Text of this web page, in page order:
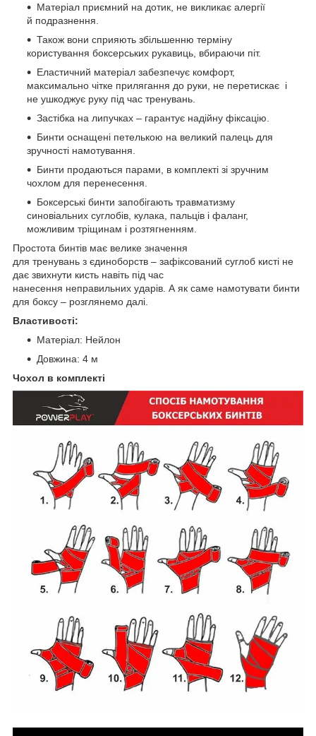
Матеріал приємний на дотик, не викликає алергії
й подразнення.
Також вони сприяють збільшенню терміну
користування боксерських рукавиць, вбираючи піт.
Еластичний матеріал забезпечує комфорт,
максимально чітке прилягання до руки, не перетискає і
не ушкоджує руку під час тренувань.
Застібка на липучках – гарантує надійну фіксацію.
Бинти оснащені петелькою на великий палець для
зручності намотування.
Бинти продаються парами, в комплекті зі зручним
чохлом для перенесення.
Боксерські бинти запобігають травматизму
синовіальних суглобів, кулака, пальців і фаланг,
можливим тріщинам і розтягненням.
Простота бинтів має велике значення
для тренувань з єдиноборств – зафіксований суглоб кисті не
дає звихнути кисть навіть під час
нанесення неправильних ударів. А як саме намотувати бинти
для боксу – розглянемо далі.
Властивості:
Матеріал: Нейлон
Довжина: 4 м
Чохол в комплекті